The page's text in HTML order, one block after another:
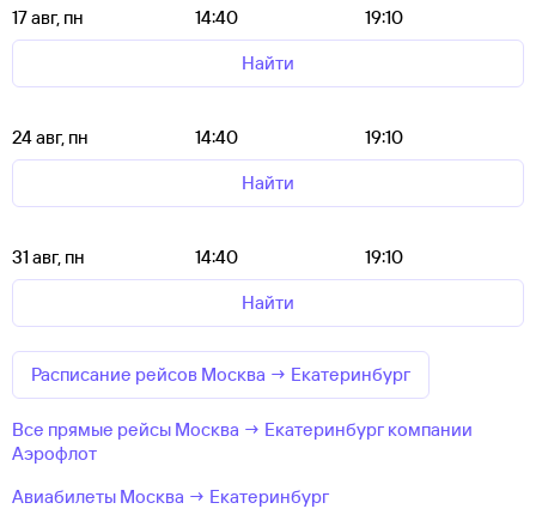
17 авг, пн 14:40
19:10
Найти
24 авг, пн 14:40
19:10
Найти
31 авг, пн 14:40
19:10
Найти
Расписание рейсов Москва → Екатеринбург
Все прямые рейсы Москва → Екатеринбург компании
Аэрофлот
Авиабилеты Москва → Екатеринбург